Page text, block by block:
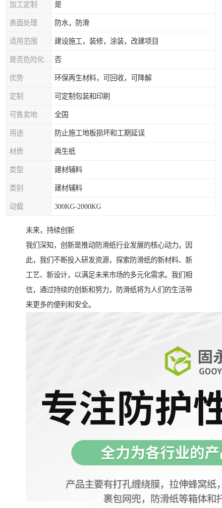
加工定制 是
表面处理 防水，防滑
适用范围 建设施工，装修，涂装，改建项目
否
优势 环保再生材料，可回收，可降解
定制 可定制包装和印刷
可售卖地 全国
用途 防止施工地板损坏和工期延误
材质 再生纸
类型 建材辅料
类别 建材辅料
动载 300KG-2000KG
未来，持续创新
我们深知，创新是推动防滑纸行业发展的核心动力。因
此，我们不断投入研发资源，探索防滑纸的新材料、新
工艺、新设计，以满足未来市场的多元化需求。我们相
信，通过持续的创新和努力，防滑纸将为人们的生活带
来更多的便利和安全。